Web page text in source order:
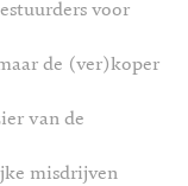
voor
de (ver)koper
van de
misdrijven